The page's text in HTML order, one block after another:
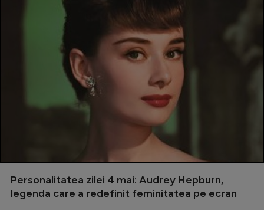
Personalitatea zilei 4 mai: Audrey Hepburn,
legenda care a redefinit feminitatea pe ecran